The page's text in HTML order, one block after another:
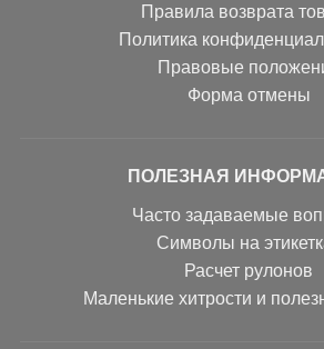
Правила возврата
Политика
Правовые
Форма отмены
ПОЛЕЗНАЯ
Часто задаваемые
Символы на
Расчет рулонов
Маленькие хитрости и